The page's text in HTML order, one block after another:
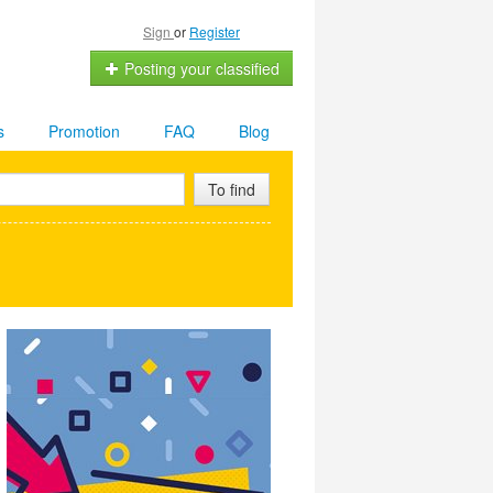
Sign or Register
Posting your classified
Blog
FAQ
Promotion
To find